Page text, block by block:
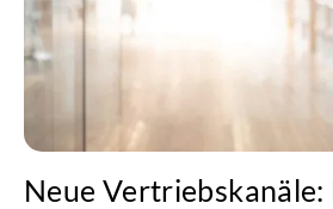
Neue Vertriebskanäle: